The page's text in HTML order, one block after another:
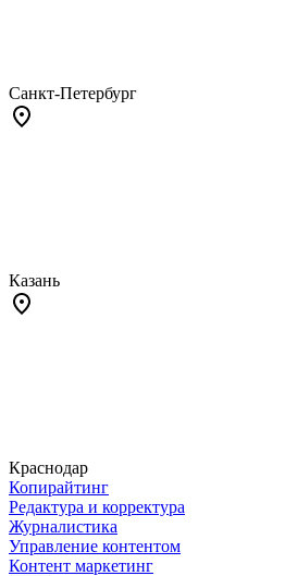
Санкт-Петербург
Казань
Краснодар
Копирайтинг
Редактура и корректура
Журналистика
Управление контентом
Контент маркетинг